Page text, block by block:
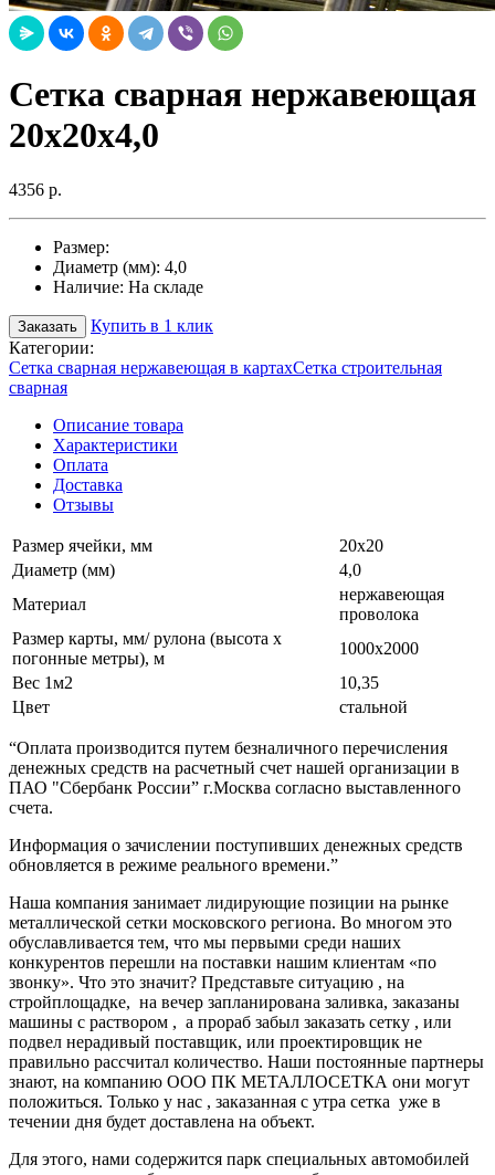
Сетка сварная нержавеющая
20х20х4,0
4356 р.
Размер:
Диаметр (мм): 4,0
Наличие: На складе
Заказать
Купить в 1 клик
Категории:
Сетка сварная нержавеющая в картахСетка строительная
сварная
Описание товара
Характеристики
Оплата
Доставка
Отзывы
Размер ячейки, мм
20х20
Диаметр (мм)
4,0
Материал
нержавеющая
проволока
Размер карты, мм/ рулона (высота х
погонные метры), м
1000х2000
Вес 1м2
10,35
Цвет
стальной
“Оплата производится путем безналичного перечисления
денежных средств на расчетный счет нашей организации в
ПАО "Сбербанк России” г.Москва согласно выставленного
счета.
Информация о зачислении поступивших денежных средств
обновляется в режиме реального времени.”
Наша компания занимает лидирующие позиции на рынке
металлической сетки московского региона. Во многом это
обуславливается тем, что мы первыми среди наших
конкурентов перешли на поставки нашим клиентам «по
звонку». Что это значит? Представьте ситуацию , на
стройплощадке, на вечер запланирована заливка, заказаны
машины с раствором , а прораб забыл заказать сетку , или
подвел нерадивый поставщик, или проектировщик не
правильно рассчитал количество. Наши постоянные партнеры
знают, на компанию ООО ПК МЕТАЛЛОСЕТКА они могут
положиться. Только у нас , заказанная с утра сетка уже в
течении дня будет доставлена на объект.
Для этого, нами содержится парк специальных автомобилей